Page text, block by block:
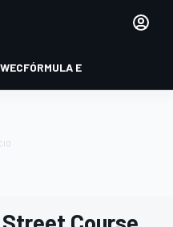
WECFÓRMULA E